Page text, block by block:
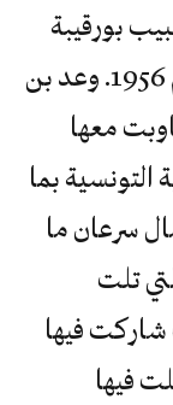
بورقيبة
الذي حكم البلاد منذ استقلالها عام 1956. وعد بن
معها
بما
سرعان ما
تلت
لعام 1989 حيث شاركت فيها
فيها